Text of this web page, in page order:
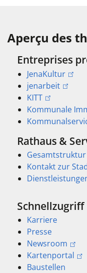
Aperçu des
Entreprises
JenaKultur
jenarbeit
KITT
Kommunale
Rathaus &
Kontakt zur
Schnellzugriff
Karriere
Presse
Newsroom
Kartenportal
Baustellen